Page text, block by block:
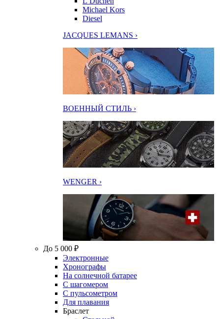
Michael Kors
Diesel
JACQUES LEMANS ›
ВОЕННЫЙ СТИЛЬ ›
WENGER ›
До 5 000 ₽
Электронные
Хронографы
На солнечной батарее
С шагомером
С пульсометром
Для плавания
Браслет